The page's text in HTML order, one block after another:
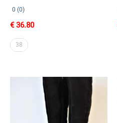
0 (0)
€36.80
38